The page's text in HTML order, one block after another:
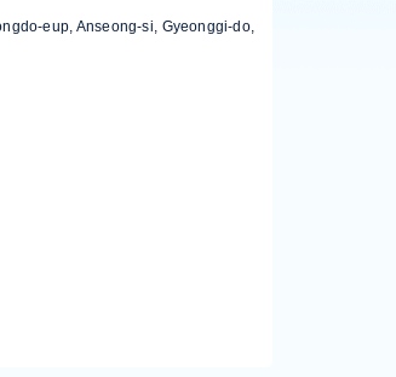
eup, Anseong-si, Gyeonggi-do,